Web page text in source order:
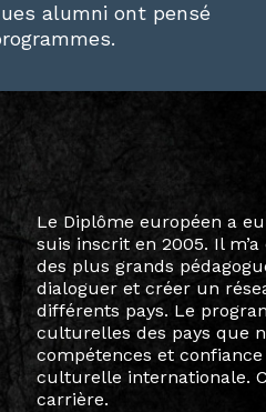
alumni ont pensé
Le destin a voulu que ma
arts soient étroitement
Marcel Hicter, j’ai intégré
vibrant, qui s’est étendu
quelques mois, j’invitais
allant de Baguio City à
Manille, Tokyo et
consistant à connecter
continents.